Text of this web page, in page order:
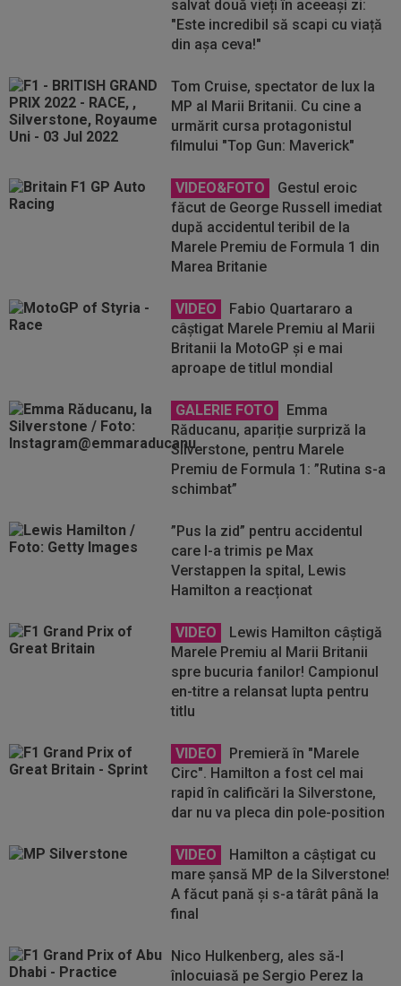
salvat două vieți în aceeași zi:
"Este incredibil să scapi cu viață
din așa ceva!"
Tom Cruise, spectator de lux la
MP al Marii Britanii. Cu cine a
urmărit cursa protagonistul
filmului "Top Gun: Maverick"
VIDEO&FOTO
Gestul eroic
făcut de George Russell imediat
după accidentul teribil de la
Marele Premiu de Formula 1 din
Marea Britanie
VIDEO
Fabio Quartararo a
câştigat Marele Premiu al Marii
Britanii la MotoGP și e mai
aproape de titlul mondial
GALERIE FOTO
Emma
Răducanu, apariție surpriză la
Silverstone, pentru Marele
Premiu de Formula 1: ”Rutina s-a
schimbat”
”Pus la zid” pentru accidentul
care l-a trimis pe Max
Verstappen la spital, Lewis
Hamilton a reacționat
VIDEO
Lewis Hamilton câștigă
Marele Premiu al Marii Britanii
spre bucuria fanilor! Campionul
en-titre a relansat lupta pentru
titlu
VIDEO
Premieră în "Marele
Circ". Hamilton a fost cel mai
rapid în calificări la Silverstone,
dar nu va pleca din pole-position
VIDEO
Hamilton a câștigat cu
mare șansă MP de la Silverstone!
A făcut pană și s-a târât până la
final
Nico Hulkenberg, ales să-l
înlocuiasă pe Sergio Perez la